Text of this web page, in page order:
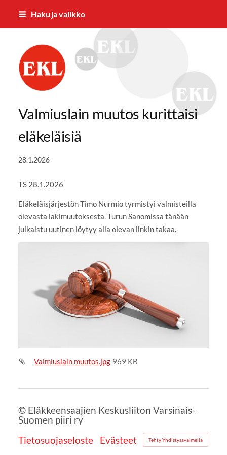
Siirry
Haku ja valikko
Eläkkeensaajien Keskusliiton
Valmiuslain muutos kurittaisi
eläkeläisiä
28.1.2026
TS 28.1.2026
Eläkeläisjärjestön Timo Nurmio tyrmistyi valmisteilla
olevasta lakimuutoksesta. Turun Sanomissa tänään
julkaistu uutinen löytyy alla olevan linkin takaa.
Valmiuslain muutos.jpg 969 KB
© Eläkkeensaajien Keskusliiton Varsinais-
Suomen piiri ry
Tietosuojaseloste
Evästeet Tehty Yhdistysavaimella